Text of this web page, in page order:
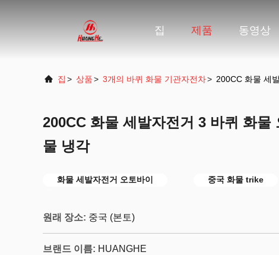
집 제품 동영상
집 > 상품> 3개의 바퀴 화물 기관자전차> 200CC 화물 세
200CC 화물 세발자전거 3 바퀴 화물
물 냉각
화물 세발자전거 오토바이 중국 화물 trike
원래 장소: 중국 (본토)
브랜드 이름: HUANGHE